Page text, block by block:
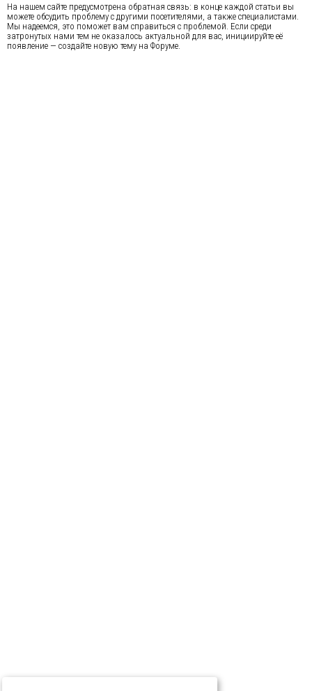
На нашем сайте предусмотрена обратная связь: в конце каждой статьи вы
можете обсудить проблему с другими посетителями, а также специалистами.
Мы надеемся, это поможет вам справиться с проблемой. Если среди
затронутых нами тем не оказалось актуальной для вас, инициируйте её
появление — создайте новую тему на Форуме.